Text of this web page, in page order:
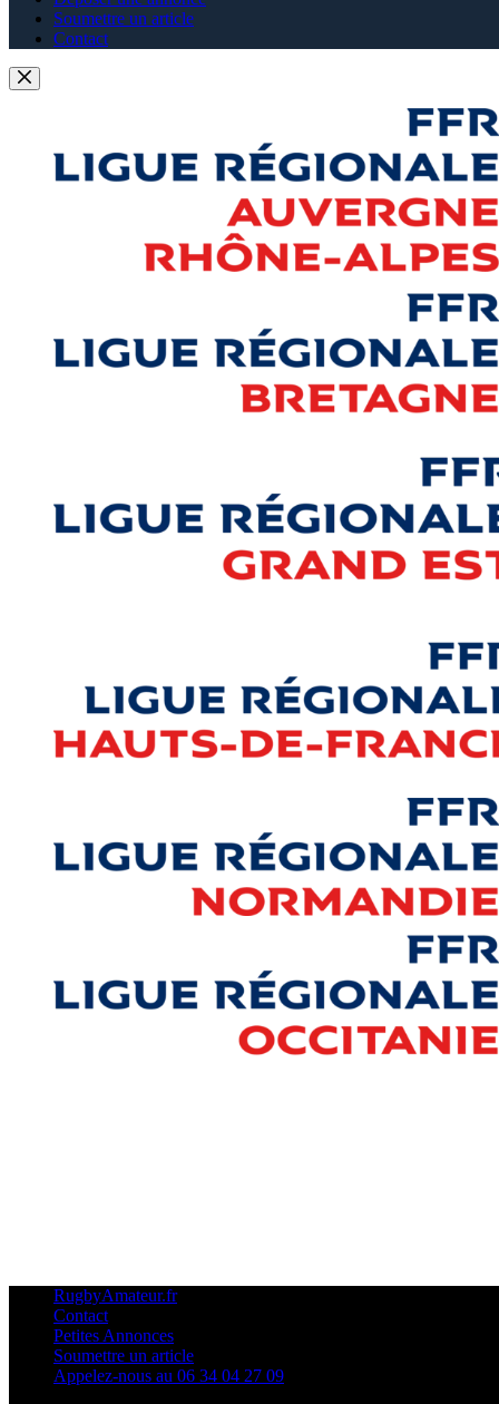
Soumettre un article
Contact
RugbyAmateur.fr
Contact
Petites Annonces
Soumettre un article
Appelez-nous au 06 34 04 27 09